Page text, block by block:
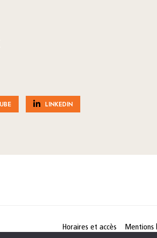
LINKEDIN
Horaires et accès
Mentions